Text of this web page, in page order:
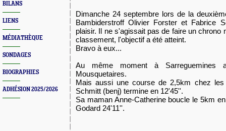
BILANS
LIENS
MÉDIATHÈQUE
SONDAGES
BIOGRAPHIES
ADHÉSION 2025/2026
Dimanche 24 septembre lors de la
Bambiderstroff Olivier Forster et Fabrice
plaisir. Il ne s'agissait pas de faire un chrono
classement, l'objectif a été atteint.
Bravo à eux...
Au même moment à
Mousquetaires.
Mais aussi une course de 2,5km chez les
Schmitt (benj) termine en 12'45''.
Sa maman Anne-Catherine boucle le 5km
Godard 24'11''.